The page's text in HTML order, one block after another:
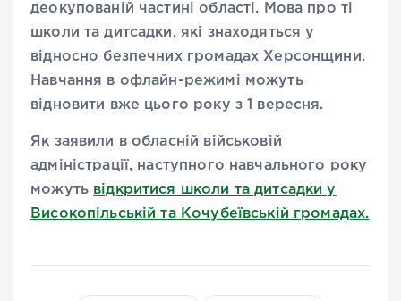
деокупованій частині області. Мова про ті
школи та дитсадки, які знаходяться у
відносно безпечних громадах Херсонщини.
Навчання в офлайн-режимі можуть
відновити вже цього року з 1 вересня.
Як заявили в обласній військовій
адміністрації, наступного навчального року
можуть відкритися школи та дитсадки у
Високопільській та Кочубеївській громадах.